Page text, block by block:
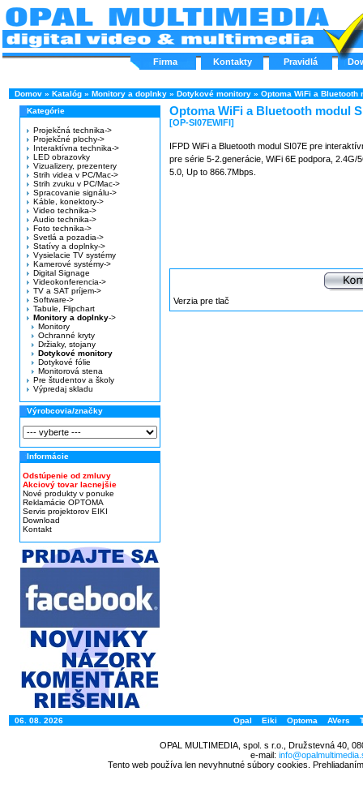
Firma Kontakty Pravidlá
Domov » Katalóg » Monitory a doplnky » Dotykové monitory » Optoma WiFi a Bluetooth
Kategórie
Projekčná technika->
Projekčné plochy->
Interaktívna technika->
LED obrazovky
Vizualizery, prezentery
Strih videa v PC/Mac->
Strih zvuku v PC/Mac->
Spracovanie signálu->
Káble, konektory->
Video technika->
Audio technika->
Foto technika->
Svetlá a pozadia->
Statívy a doplnky->
Vysielacie TV systémy
Kamerové systémy->
Digital Signage
Videokonferencia->
TV a SAT príjem->
Software->
Tabule, Flipchart
Monitory a doplnky->
Monitory
Ochranné kryty
Držiaky, stojany
Dotykové monitory
Dotykové fólie
Monitorová stena
Pre študentov a školy
Výpredaj skladu
Výrobcovia/značky
Informácie
Odstúpenie od zmluvy
Akciový tovar lacnejšie
Nové produkty v ponuke
Reklamácie OPTOMA
Servis projektorov EIKI
Download
Kontakt
Optoma WiFi a Bluetooth modul
[OP-SI07EWIFI]
IFPD WiFi a Bluetooth modul SI07E pre
pre série 5-2.generácie, WiFi 6E podpora, 2.4G/
5.0, Up to 866.7Mbps.
Verzia pre tlač
06. 08. 2026 Opal Eiki Optoma AVers
OPAL MULTIMEDIA, spol. s r.o., Družstevná 40,
e-mail:
Tento web používa len nevyhnutné súbory cookies.